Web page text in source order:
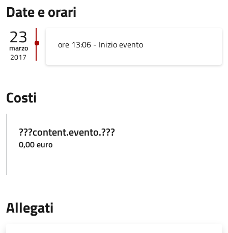
Date e orari
23
marzo
2017
ore 13:06 - Inizio evento
Costi
???content.evento.???
0,00 euro
Allegati